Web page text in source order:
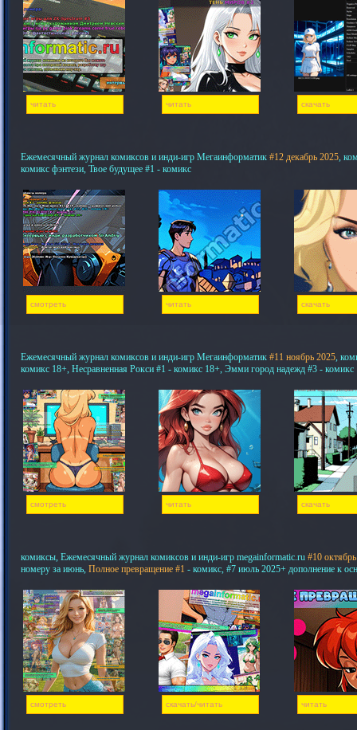
читать читать скачать
Ежемесячный журнал комиксов и инди-игр Мегаинформатик #12 декабрь 2025,
комикс фэнтези, Твое будущее #1 - комикс
смотреть читать скачать
Ежемесячный журнал комиксов и инди-игр Мегаинформатик #11 ноябрь 2025,
комикс 18+, Несравненная Рокси #1 - комикс 18+, Эмми город надежд #3 - комикс
смотреть читать скачать
комиксы, Ежемесячный журнал комиксов и инди-игр megainformatic.ru #10
номеру за июнь, Полное превращение #1 - комикс, #7 июль 2025+ дополнение к
смотреть скачать/читать читать